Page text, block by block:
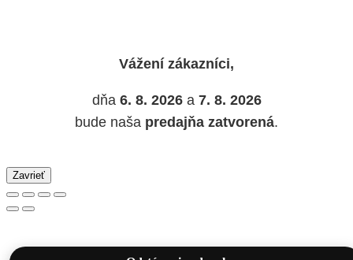
Vážení zákazníci,
dňa 6. 8. 2026a 7. 8. 2026
bude naša predajňa zatvorená.
Zavrieť